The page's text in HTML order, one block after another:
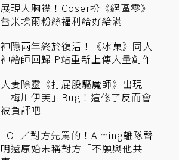
展現大胸襟！Coser扮《絕區零》
蕾米埃爾粉絲福利給好給滿
神隱兩年終於復活！《冰菓》同人
神繪師回歸 P站重新上傳大量創作
人妻除靈《打屁股驅魔師》出現
「梅川伊芙」Bug！這修了反而會
被負評吧
LOL／對方先罵的！Aiming離隊聲
明還原始末稱對方「不願與他共